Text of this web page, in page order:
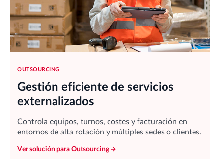
OUTSOURCING
Gestión eficiente de servicios
externalizados
Controla equipos, turnos, costes y facturación en
entornos de alta rotación y múltiples sedes o clientes.
Ver solución para Outsourcing